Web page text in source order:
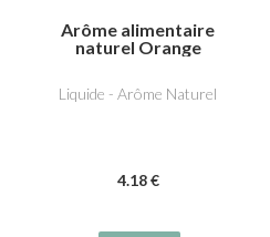
Arôme alimentaire
naturel Orange
Liquide - Arôme Naturel
4.18 €